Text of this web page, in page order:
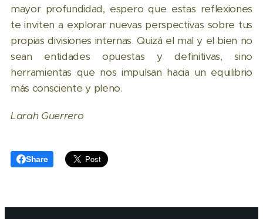
mayor profundidad, espero que estas reflexiones
te inviten a explorar nuevas perspectivas sobre tus
propias divisiones internas. Quizá el mal y el bien no
sean entidades opuestas y definitivas, sino
herramientas que nos impulsan hacia un equilibrio
más consciente y pleno.
Larah Guerrero
Share